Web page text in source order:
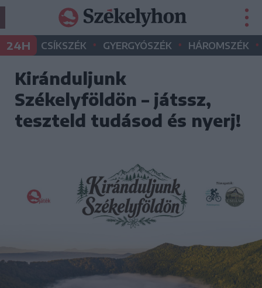
24H CSÍKSZÉK • GYERGYÓSZÉK • HÁROMSZÉK •
Kiránduljunk
Székelyföldön – játssz,
teszteld tudásod és nyerj!